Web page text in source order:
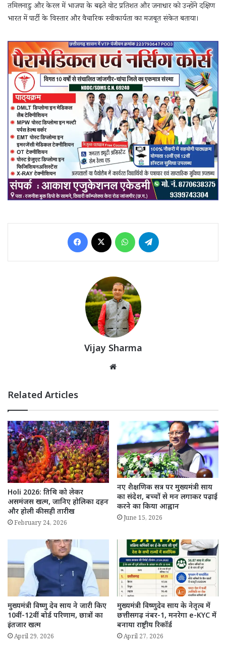
तमिलनाडु और केरल में भाजपा के बढ़ते वोट प्रतिशत और जनाधार को उन्होंने दक्षिण
भारत में पार्टी के विस्तार और वैचारिक स्वीकार्यता का मजबूत संकेत बताया।
Facebook WhatsApp
Vijay Sharma
Related Articles
Holi 2026: तिथि को लेकर
असमंजस खत्म, जानिए होलिका दहन
और होली की सही तारीख
February 24, 2026
नए शैक्षणिक सत्र पर मुख्यमंत्री साय
का संदेश, बच्चों से मन लगाकर पढ़ाई
करने का किया आह्वान
June 15, 2026
मुख्यमंत्री विष्णु देव साय ने जारी किए
10वीं-12वीं बोर्ड परिणाम, छात्रों का
इंतजार खत्म
April 29, 2026
मुख्यमंत्री विष्णुदेव साय के नेतृत्व में
छत्तीसगढ़ नंबर-1, मनरेगा e-KYC में
बनाया राष्ट्रीय रिकॉर्ड
April 27, 2026